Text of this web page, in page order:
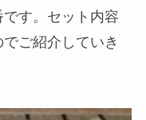
す。セット内容
ご紹介していき